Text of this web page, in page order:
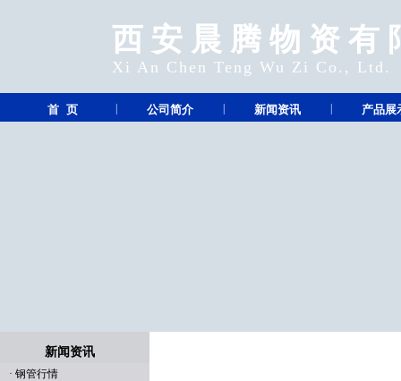
西安晨腾物资有
Xi An Chen Teng Wu Zi Co., Ltd.
首 页 公司简介 新闻资讯 产品展
新闻资讯
· 钢管行情